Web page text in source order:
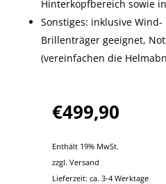
Hinterkopfbereich sowie
Sonstiges: inklusive
Brillenträger geeignet,
(vereinfachen die
€499,90
Enthält 19% MwSt.
zzgl. Versand
Lieferzeit: ca. 3-4 Werktage